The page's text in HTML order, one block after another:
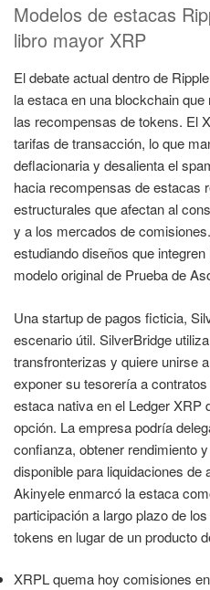
Modelos de estacas
libro mayor XRP
El debate actual dentro de
la estaca en una blockchain
las recompensas de tokens. El
tarifas de transacción, lo que
deflacionaria y desalienta el
hacia recompensas de estacas
estructurales que afectan al
y a los mercados de
estudiando diseños que
modelo original de Prueba de
Una startup de pagos ficticia,
escenario útil. SilverBridge
transfronterizas y quiere unirse
exponer su tesorería a
estaca nativa en el Ledger XRP
opción. La empresa podría
confianza, obtener rendimiento
disponible para liquidaciones de
Akinyele enmarcó la estaca
participación a largo plazo de
tokens en lugar de un producto
XRPL quema hoy comisiones